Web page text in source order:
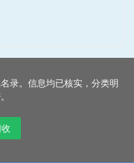
录。信息均已核实，分类明